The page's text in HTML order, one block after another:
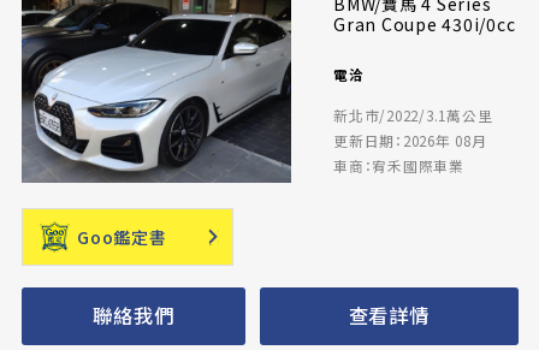
Gran Coupe 430i/0cc
電洽
新北市/2022/3.1萬公里
更新日期：2026年 08月
車商：宥禾國際車業
Goo鑑定書
聯絡我們 查看詳情